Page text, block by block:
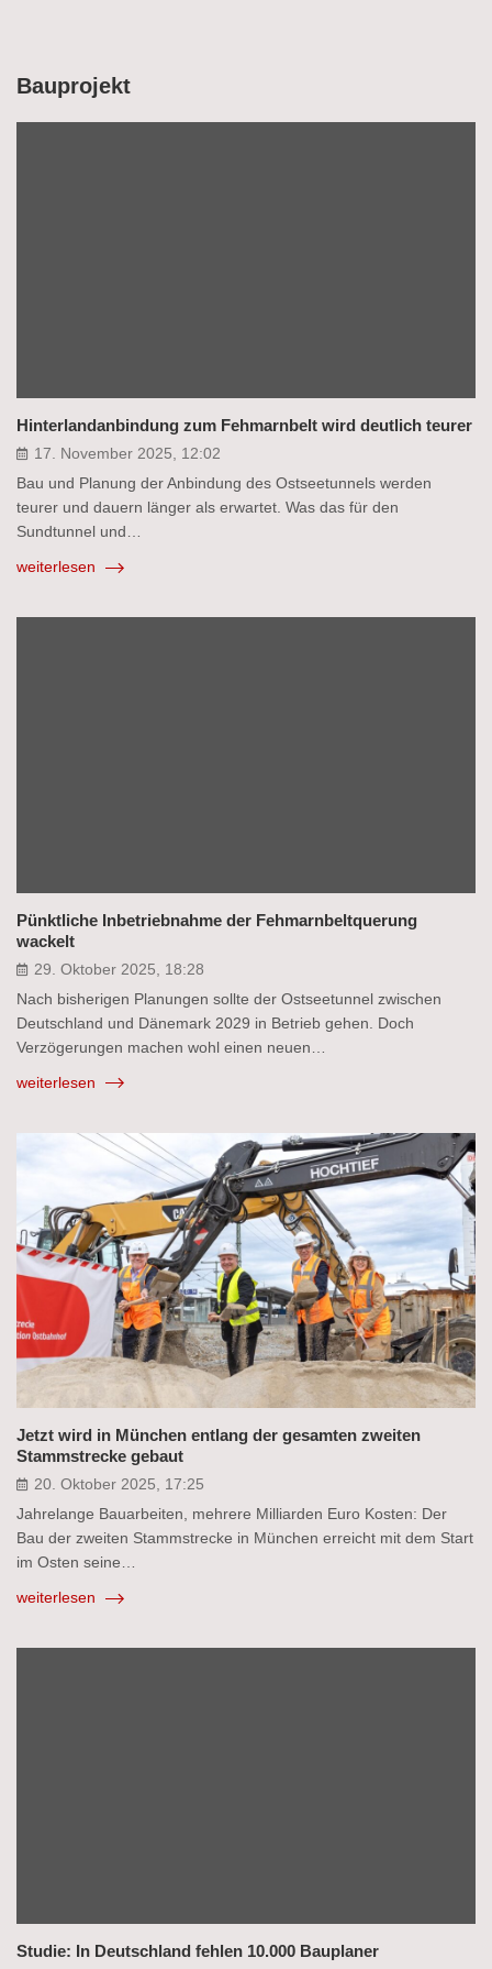
Bauprojekt
Hinterlandanbindung zum Fehmarnbelt wird deutlich teurer
17. November 2025, 12:02
Bau und Planung der Anbindung des Ostseetunnels werden
teurer und dauern länger als erwartet. Was das für den
Sundtunnel und…
weiterlesen
Pünktliche Inbetriebnahme der Fehmarnbeltquerung
wackelt
29. Oktober 2025, 18:28
Nach bisherigen Planungen sollte der Ostseetunnel zwischen
Deutschland und Dänemark 2029 in Betrieb gehen. Doch
Verzögerungen machen wohl einen neuen…
weiterlesen
Jetzt wird in München entlang der gesamten zweiten
Stammstrecke gebaut
20. Oktober 2025, 17:25
Jahrelange Bauarbeiten, mehrere Milliarden Euro Kosten: Der
Bau der zweiten Stammstrecke in München erreicht mit dem Start
im Osten seine…
weiterlesen
Studie: In Deutschland fehlen 10.000 Bauplaner